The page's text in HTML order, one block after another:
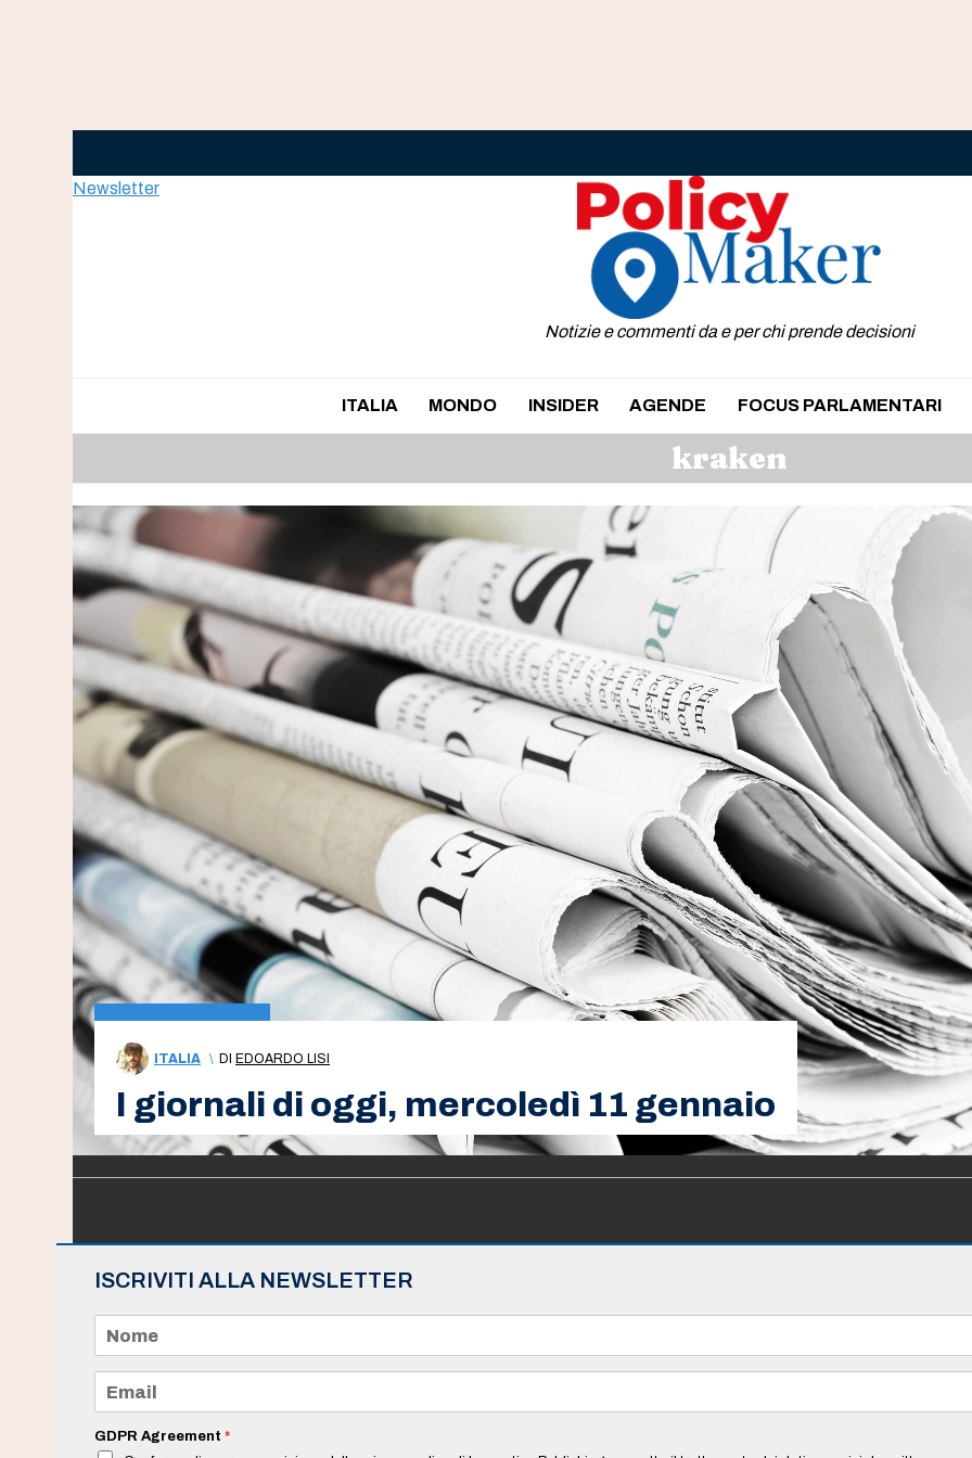
Newsletter
Notizie e commenti da e per chi prende decisioni
ITALIA MONDO INSIDER AGENDE FOCUS PARLAMENTARI
kraken
ITALIA \ DI EDOARDO LISI
I giornali di oggi, mercoledì 11 gennaio
ISCRIVITI ALLA NEWSLETTER
m
e
a
iGDPR Agreement *